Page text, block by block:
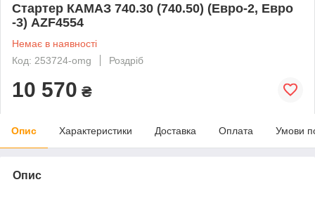
Стартер КАМАЗ 740.30 (740.50) (Евро-2, Евро
-3) AZF4554
Немає в наявності
Код: 253724-omg
Роздріб
10 570 ₴
Опис Характеристики Доставка Оплата Умови
Опис